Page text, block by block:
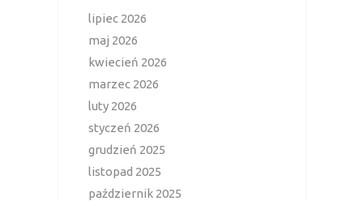
lipiec 2026
maj 2026
kwiecień 2026
marzec 2026
luty 2026
styczeń 2026
grudzień 2025
listopad 2025
październik 2025